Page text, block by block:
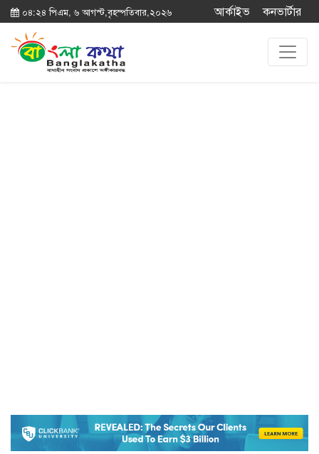
০৪:২৪ পিএম, ৬ আগস্ট,বৃহস্পতিবার,২০২৬ আর্কাইভ কনভার্টার